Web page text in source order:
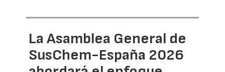
La Asamblea General de
SusChem-España 2026